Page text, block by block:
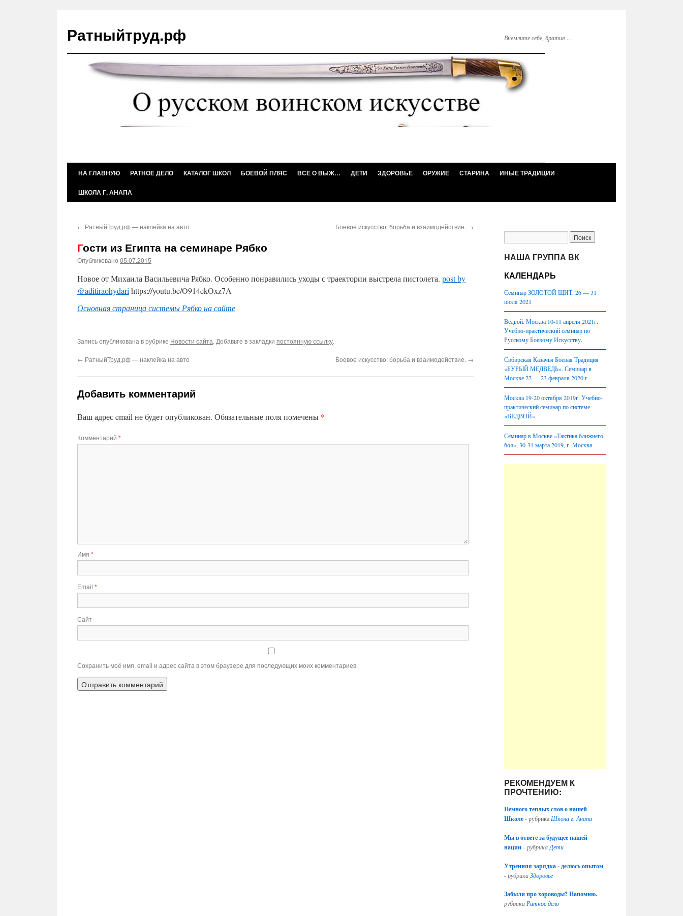
Ратныйтруд.рф Внемлите себе, братия …
Перейти
НА ГЛАВНУЮ РАТНОЕ ДЕЛО КАТАЛОГ ШКОЛ БОЕВОЙ ПЛЯС ВСЁ О ВЫЖ… ДЕТИ ЗДОРОВЬЕ ОРУЖИЕ СТАРИНА ИНЫЕ ТРАДИЦИИ
ШКОЛА Г. АНАПА
← РатныйТруд.рф — наклейка на авто Боевое искусство: борьба и взаимодействие. →
Гости из Египта на семинаре Рябко
Опубликовано 05.07.2015
Новое от Михаила Васильевича Рябко. Особенно понравились уходы с траектории выстрела пистолета. post by
@aditiraohydari https://youtu.be/O914ekOxz7A
Основная страница системы Рябко на сайте
Запись опубликована в рубрике Новости сайта. Добавьте в закладки постоянную ссылку.
← РатныйТруд.рф — наклейка на авто Боевое искусство: борьба и взаимодействие. →
Добавить комментарий
Ваш адрес email не будет опубликован. Обязательные поля помечены *
Комментарий *
Имя *
Email *
Сайт
Сохранить моё имя, email и адрес сайта в этом браузере для последующих моих комментариев.
НАША ГРУППА ВК
КАЛЕНДАРЬ
Семинар ЗОЛОТОЙ ЩИТ, 26 — 31
июля 2021
Ведвой. Москва 10-11 апреля 2021г.
Учебно-практический семинар по
Русскому Боевому Искусству.
Сибирская Казачья Боевая Традиция
«БУРЫЙ МЕДВЕДЬ». Семинар в
Москве 22 — 23 февраля 2020 г.
Москва 19-20 октября 2019г. Учебно-
практический семинар по системе
«ВЕДВОЙ».
Семинар в Москве «Тактика ближнего
боя», 30-31 марта 2019, г. Москва
РЕКОМЕНДУЕМ К
ПРОЧТЕНИЮ:
Немного теплых слов о нашей
Школе- рубрика Школа г. Анапа
Мы в ответе за будущее нашей
нации -рубрикаДети
Утренняя зарядка - делюсь опытом
-рубрикаЗдоровье
Забыли про хороводы? Напомню.-
рубрика Ратное дело